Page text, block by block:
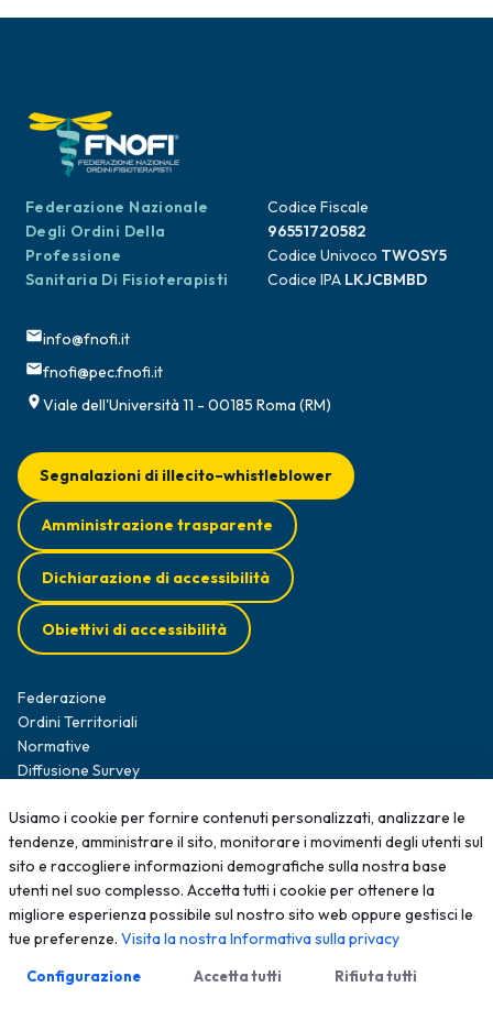
Federazione Nazionale
Degli Ordini Della
Professione
Sanitaria Di Fisioterapisti
Codice Fiscale
96551720582
Codice Univoco TWOSY5
Codice IPA LKJCBMBD
info@fnofi.it
fnofi@pec.fnofi.it
Viale dell'Università 11 - 00185 Roma (RM)
Federazione
Ordini Territoriali
Normative
Diffusione Survey
Formazione
News
Contatti
Segnalazioni di illecito–whistleblower
Amministrazione trasparente
Dichiarazione di accessibilità
Obiettivi di accessibilità
2025 - Tutti i diritti sono riservati; qualsiasi riproduzione, anche
parziale, senza autorizzazione scritta è vietata
Meccanismo di Feedback
Privacy Policy
Usiamo i cookie per fornire contenuti personalizzati, analizzare le
tendenze, amministrare il sito, monitorare i movimenti degli utenti sul
sito e raccogliere informazioni demografiche sulla nostra base
utenti nel suo complesso. Accetta tutti i cookie per ottenere la
migliore esperienza possibile sul nostro sito web oppure gestisci le
tue preferenze. Visita la nostra Informativa sulla privacy
Configurazione Accetta tutti Rifiuta tutti